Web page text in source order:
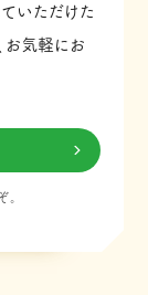
いただけた
お気軽にお